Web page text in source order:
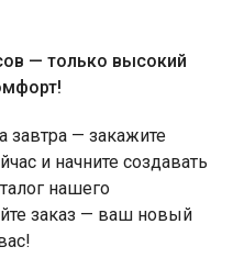
— только высокий
завтра — закажите
и начните создавать
нашего
заказ — ваш новый